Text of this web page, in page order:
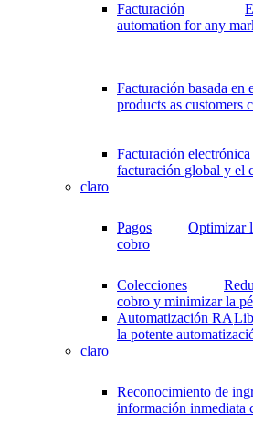
Facturación
automation for any
Facturación basada en
products as customers
Facturación electrónica
facturación global y el
claro
Pagos
Optimizar
cobro
Colecciones
cobro y minimizar la
Automatización RA
la potente
claro
Reconocimiento de
información inmediata